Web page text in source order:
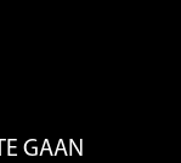
GAAN